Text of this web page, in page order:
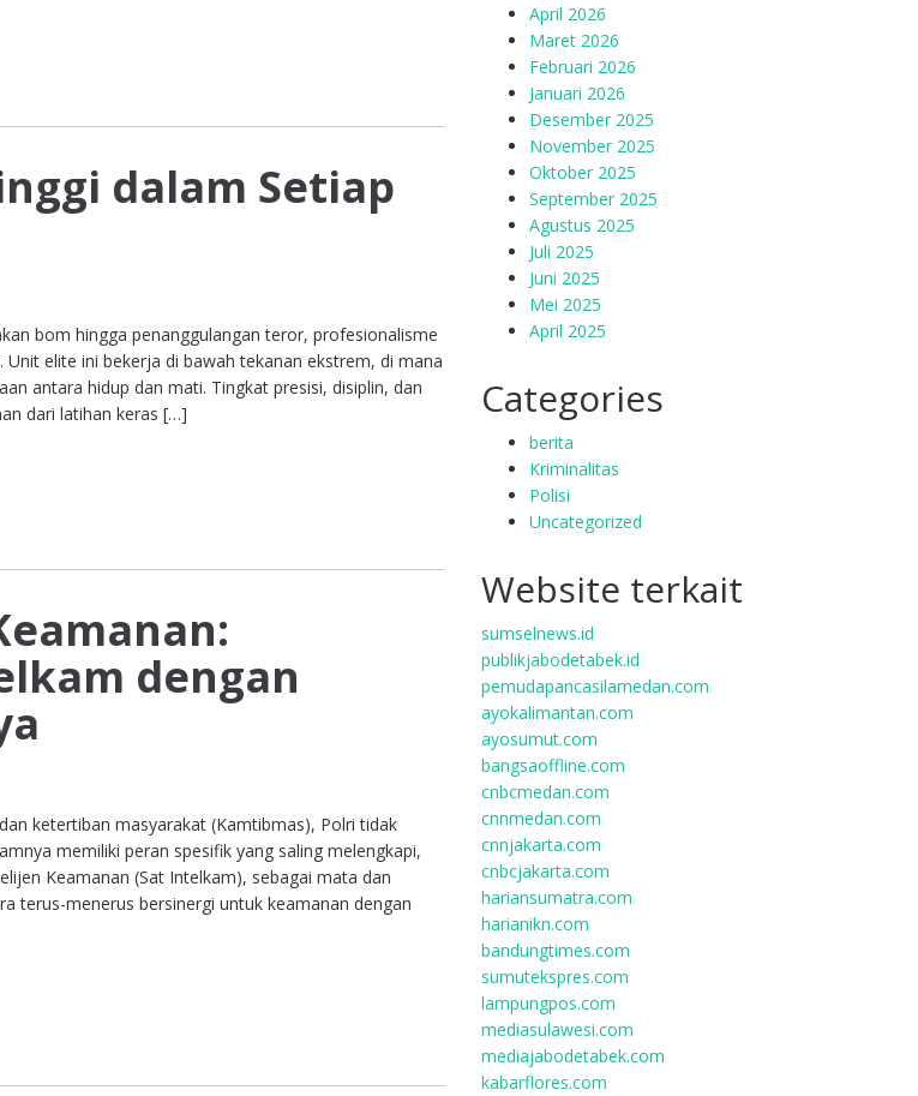
dalam Setiap
bom hingga penanggulangan teror, profesionalisme
elite ini bekerja di bawah tekanan ekstrem, di mana
antara hidup dan mati. Tingkat presisi, disiplin, dan
dari latihan keras […]
dengan
ketertiban masyarakat (Kamtibmas), Polri tidak
memiliki peran spesifik yang saling melengkapi,
Keamanan (Sat Intelkam), sebagai mata dan
terus-menerus bersinergi untuk keamanan dengan
April 2026
Maret 2026
Februari 2026
Januari 2026
Desember 2025
November 2025
Oktober 2025
September 2025
Agustus 2025
Juli 2025
Juni 2025
Mei 2025
April 2025
Categories
berita
Kriminalitas
Polisi
Uncategorized
Website terkait
sumselnews.id
publikjabodetabek.id
pemudapancasilamedan.com
ayokalimantan.com
ayosumut.com
bangsaoffline.com
cnbcmedan.com
cnnmedan.com
cnnjakarta.com
cnbcjakarta.com
hariansumatra.com
harianikn.com
bandungtimes.com
sumutekspres.com
lampungpos.com
mediasulawesi.com
mediajabodetabek.com
kabarflores.com